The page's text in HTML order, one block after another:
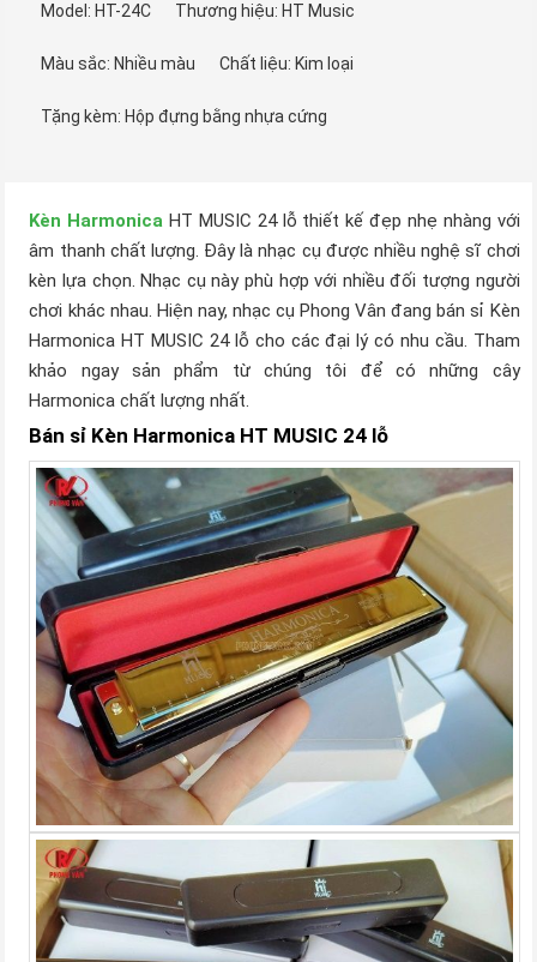
Model: HT-24C Thương hiệu: HT Music
Màu sắc: Nhiều màu Chất liệu: Kim loại
Tặng kèm: Hộp đựng bằng nhựa cứng
Kèn Harmonica HT MUSIC 24 lỗ thiết kế đẹp nhẹ nhàng với
âm thanh chất lượng. Đây là nhạc cụ được nhiều nghệ sĩ chơi
kèn lựa chọn. Nhạc cụ này phù hợp với nhiều đối tượng người
chơi khác nhau. Hiện nay, nhạc cụ Phong Vân đang bán sỉ Kèn
Harmonica HT MUSIC 24 lỗ cho các đại lý có nhu cầu. Tham
khảo ngay sản phẩm từ chúng tôi để có những cây
Harmonica chất lượng nhất.
Bán sỉ Kèn Harmonica HT MUSIC 24 lỗ